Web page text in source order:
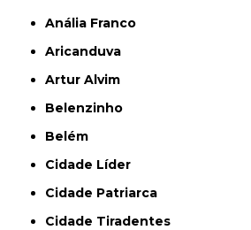
Anália Franco
Aricanduva
Artur Alvim
Belenzinho
Belém
Cidade Líder
Cidade Patriarca
Cidade Tiradentes